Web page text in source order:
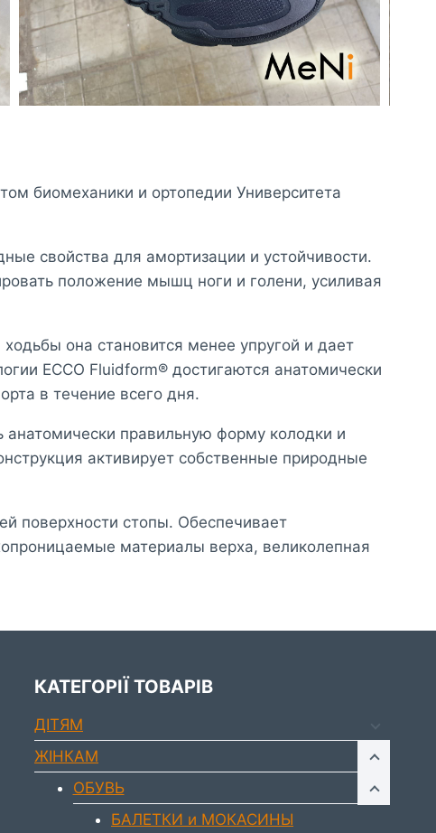
биомеханики и ортопедии Университета
свойства для амортизации и устойчивости.
положение мышц ноги и голени, усиливая
она становится менее упругой и дает
ECCO Fluidform® достигаются анатомически
в течение всего дня.
правильную форму колодки и
активирует собственные природные
поверхности стопы. Обеспечивает
материалы верха, великолепная
КАТЕГОРІЇ ТОВАРІВ
ДIТЯМ
ЖIНКАМ
ОБУВЬ
БАЛЕТКИ и МОКАСИНЫ